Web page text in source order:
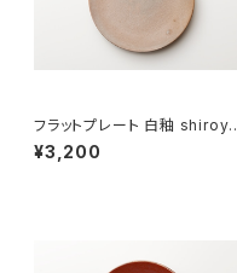
フラットプレート 白釉 shiroyu
（18cm）
¥3,200